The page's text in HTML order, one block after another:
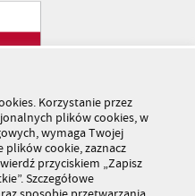
Korzystanie przez
plików cookies, w
wymaga Twojej
plików cookie, zaznacz
przyciskiem „Zapisz
Szczegółowe